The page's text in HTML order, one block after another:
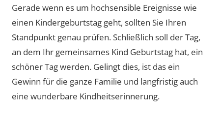
Gerade wenn es um hochsensible Ereignisse wie
einen Kindergeburtstag geht, sollten Sie Ihren
Standpunkt genau prüfen. Schließlich soll der Tag,
an dem Ihr gemeinsames Kind Geburtstag hat, ein
schöner Tag werden. Gelingt dies, ist das ein
Gewinn für die ganze Familie und langfristig auch
eine wunderbare Kindheitserinnerung.